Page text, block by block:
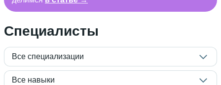
Специалисты
Все специализации
Все навыки